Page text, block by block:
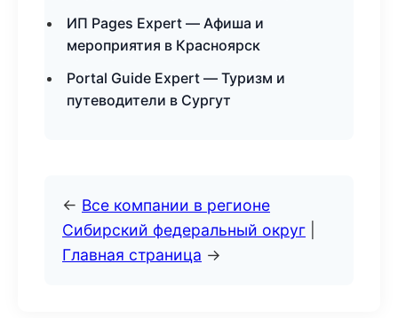
ИП Pages Expert — Афиша и
мероприятия в Красноярск
Portal Guide Expert — Туризм и
путеводители в Сургут
← Все компании в регионе
Сибирский федеральный округ
Главная страница →